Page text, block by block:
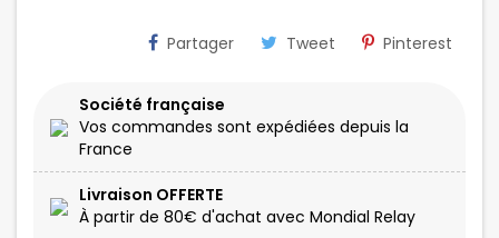
Partager Tweet Pinterest
Société française
Vos commandes sont expédiées depuis la
France
Livraison OFFERTE
À partir de 80€ d'achat avec Mondial Relay